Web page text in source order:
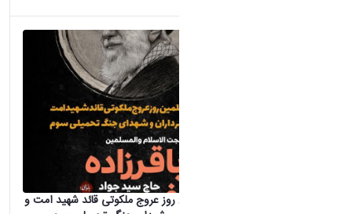
مراسم چهلمین روز عروج ملکوتی قائد شهید امت و